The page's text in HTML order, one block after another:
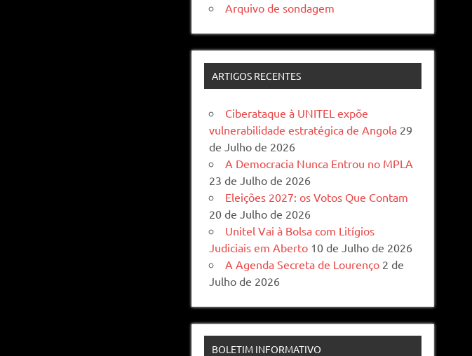
Arquivo de sondagem
ARTIGOS RECENTES
Ciberataque à UNITEL expõe
vulnerabilidade estratégica de Angola 29
de Julho de 2026
A Democracia Nunca Entrou no MPLA
23 de Julho de 2026
Eleições 2027: os Votos Que Contam
20 de Julho de 2026
Unitel Vai à Bolsa com Litígios
Judiciais em Aberto 10 de Julho de 2026
A Agenda Secreta de Lourenço 2 de
Julho de 2026
BOLETIM INFORMATIVO